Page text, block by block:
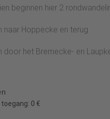
beginnen hier 2
naar Hoppecke en terug
door het Bremecke- en
0 €